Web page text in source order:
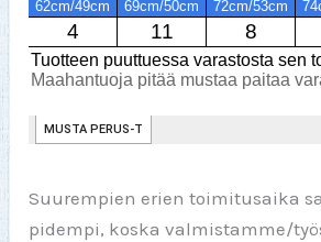
Suurempien erien toimitusaika
pidempi, koska valmistamme/